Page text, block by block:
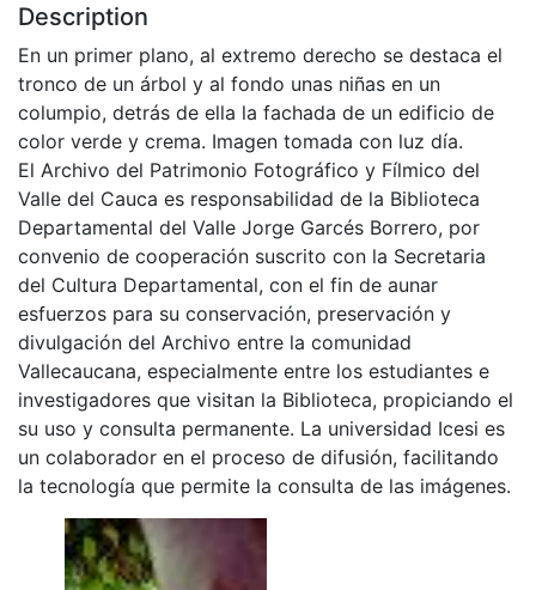
Description
En un primer plano, al extremo derecho se destaca el
tronco de un árbol y al fondo unas niñas en un
columpio, detrás de ella la fachada de un edificio de
color verde y crema. Imagen tomada con luz día.
El Archivo del Patrimonio Fotográfico y Fílmico del
Valle del Cauca es responsabilidad de la Biblioteca
Departamental del Valle Jorge Garcés Borrero, por
convenio de cooperación suscrito con la Secretaria
del Cultura Departamental, con el fin de aunar
esfuerzos para su conservación, preservación y
divulgación del Archivo entre la comunidad
Vallecaucana, especialmente entre los estudiantes e
investigadores que visitan la Biblioteca, propiciando el
su uso y consulta permanente. La universidad Icesi es
un colaborador en el proceso de difusión, facilitando
la tecnología que permite la consulta de las imágenes.